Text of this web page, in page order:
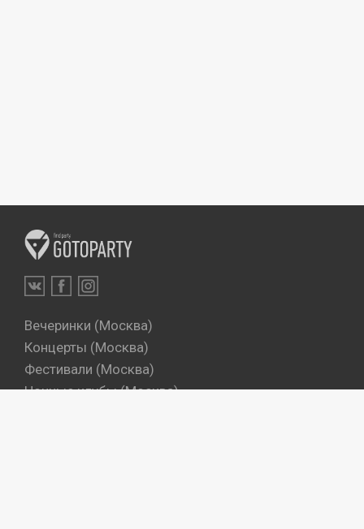
Вечеринки (Москва)
Концерты (Москва)
Фестивали (Москва)
Ночные клубы (Москва)